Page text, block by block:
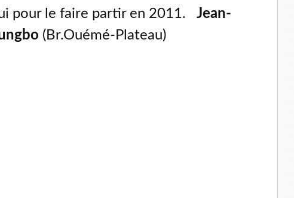
pour le faire partir en 2011. Jean-
(Br.Ouémé-Plateau)